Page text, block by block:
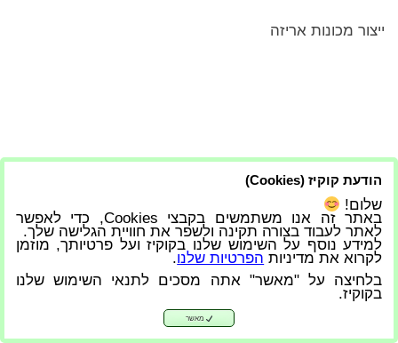
ייצור מכונות אריזה
הודעת קוקיז (Cookies)
שלום!
באתר זה אנו משתמשים בקבצי Cookies, כדי לאפשר
לאתר לעבוד בצורה תקינה ולשפר את חוויית הגלישה שלך.
למידע נוסף על השימוש שלנו בקוקיז ועל פרטיותך, מוזמן
לקרוא את מדיניות הפרטיות שלנו.
בלחיצה על "מאשר" אתה מסכים לתנאי השימוש שלנו
בקוקיז.
מאשר